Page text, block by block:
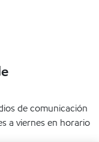
de comunicación
a viernes en horario